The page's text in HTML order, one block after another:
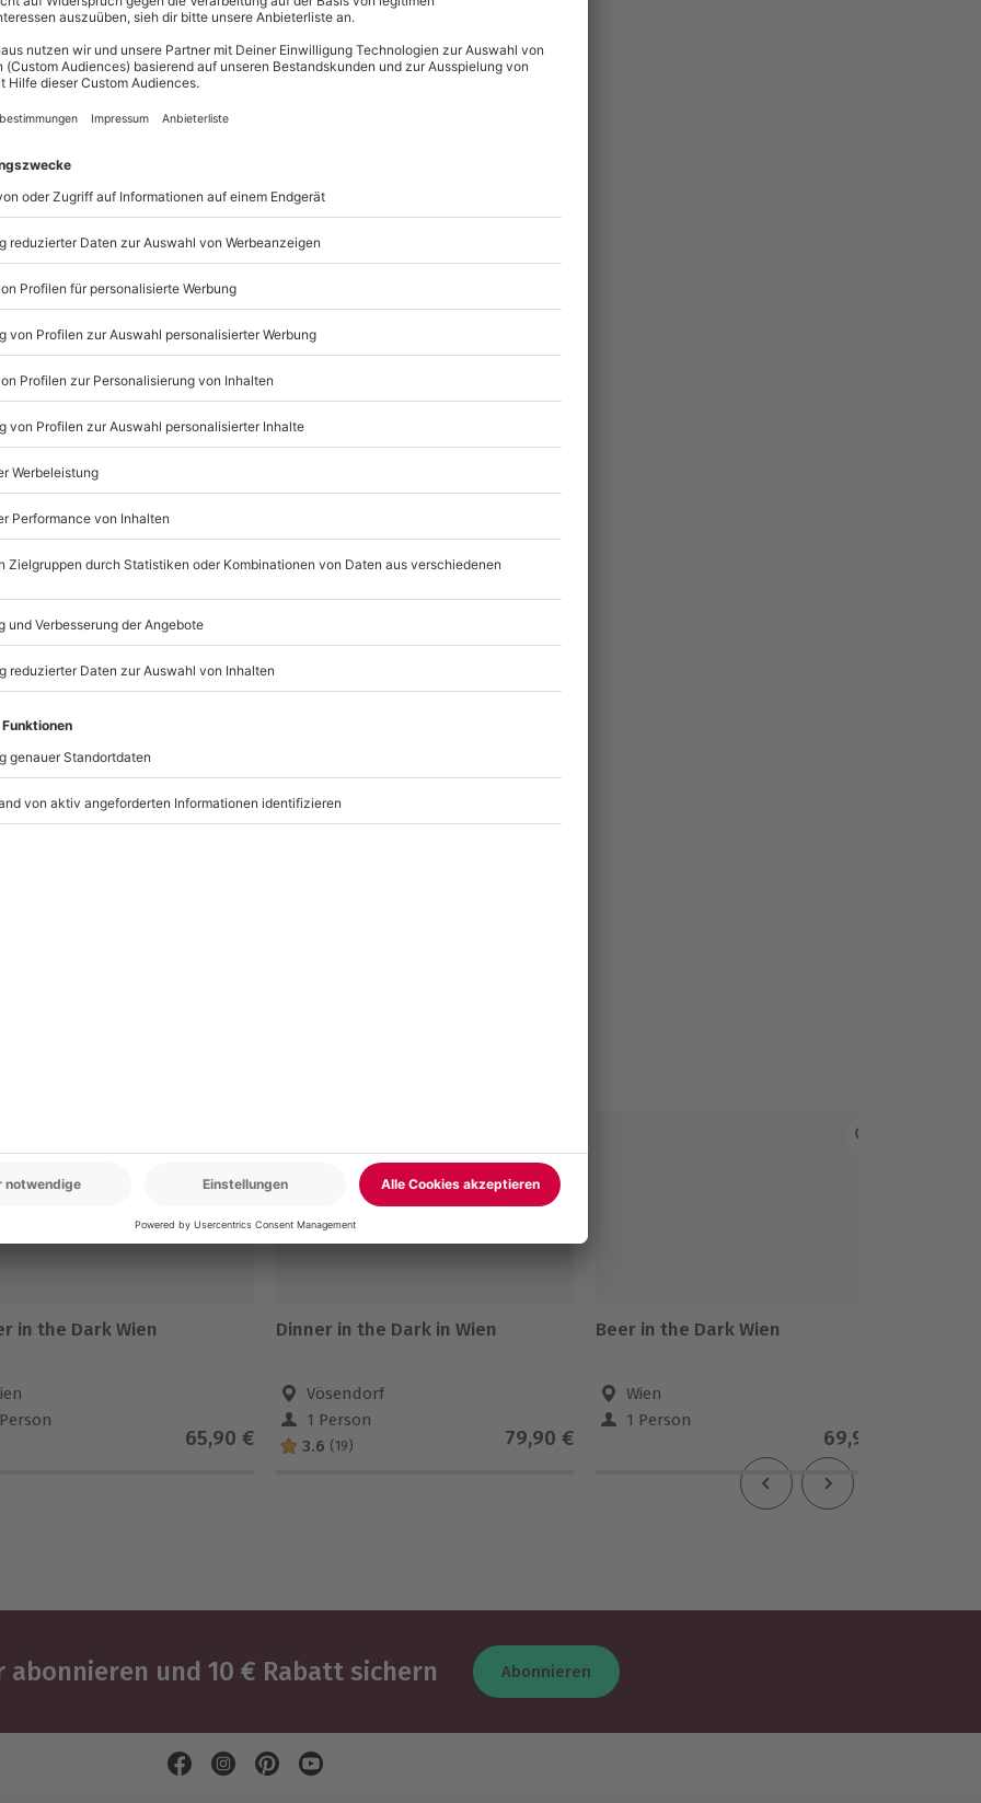
Volle Flexibilität
Jeder Gutschein für alle Erlebnisse
und Gefühl – und wirst
Sehen in den Hintergrund
verkostest Du sechs
Herkunft und erhältst feine
dabei, den Gaumen immer
ist ein Genuss für alle, die Wein
von der Magie dieser
und mach daraus ein
Beeinträchtigungen
Listenansicht
mydaysGmbH
Mühldorfstraße 8
außer an bundesweiten
in the Dark Wien
65,90 €
Dinner in the Dark in Wien
Vösendorf
1 Person
3.6 (19) 79,90 €
Beer in the Dark Wien
Wien
1 Person
69,90 €
abonnieren und 10 € Rabatt sichern Abonnieren